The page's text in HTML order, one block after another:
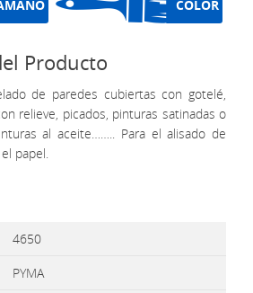
COLOR
Producto
de paredes cubiertas con gotelé,
relieve, picados, pinturas satinadas o
al aceite…….. Para el alisado de
papel.
4650
PYMA